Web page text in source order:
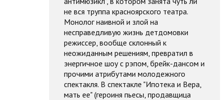
не вся труппа красноярского театра.
Монолог наивной и злой на
несправедливую жизнь детдомовки
режиссер, вообще склонный к
неожиданным решениям, превратил в
энергичное шоу с рэпом, брейк-дансом и
прочими атрибутами молодежного
спектакля. В спектакле "Ипотека и Вера,
мать ее" (героиня пьесы, продавщица